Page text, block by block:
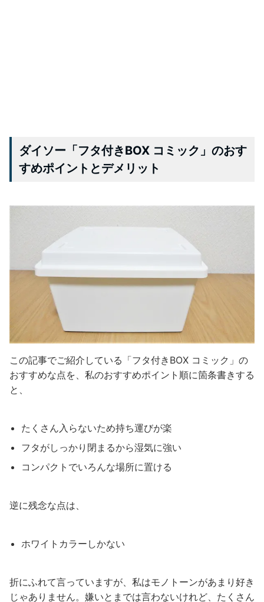
ダイソー「フタ付きBOX コミック」のおす
すめポイントとデメリット
この記事でご紹介している「フタ付きBOX コミック」の
おすすめな点を、私のおすすめポイント順に箇条書きする
と、
たくさん入らないため持ち運びが楽
フタがしっかり閉まるから湿気に強い
コンパクトでいろんな場所に置ける
逆に残念な点は、
ホワイトカラーしかない
折にふれて言っていますが、私はモノトーンがあまり好き
じゃありません。嫌いとまでは言わないけれど、たくさん